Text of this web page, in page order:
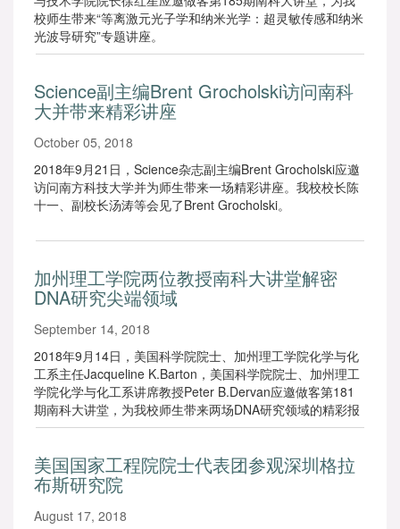
校师生带来“等离激元光子学和纳米光学：超灵敏传感和纳米
光波导研究”专题讲座。
Science副主编Brent Grocholski访问南科
大并带来精彩讲座
October 05, 2018
2018年9月21日，Science杂志副主编Brent Grocholski应邀
访问南方科技大学并为师生带来一场精彩讲座。我校校长陈
十一、副校长汤涛等会见了Brent Grocholski。
加州理工学院两位教授南科大讲堂解密
DNA研究尖端领域
September 14, 2018
2018年9月14日，美国科学院院士、加州理工学院化学与化
工系主任Jacqueline K.Barton，美国科学院院士、加州理工
学院化学与化工系讲席教授Peter B.Dervan应邀做客第181
期南科大讲堂，为我校师生带来两场DNA研究领域的精彩报
告。
美国国家工程院院士代表团参观深圳格拉
布斯研究院
August 17, 2018